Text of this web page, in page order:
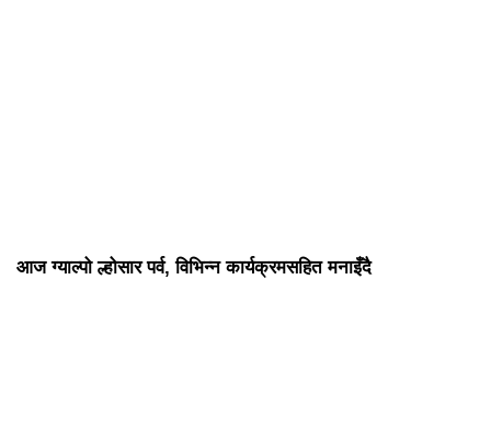
आज ग्याल्पो ल्होसार पर्व, विभिन्न कार्यक्रमसहित मनाइँदै